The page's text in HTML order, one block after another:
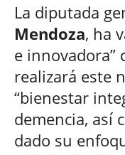
La diputada
Mendoza, ha
e
realizará este
“bienestar
demencia, así
dado su